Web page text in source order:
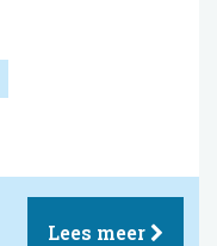
Lees meer